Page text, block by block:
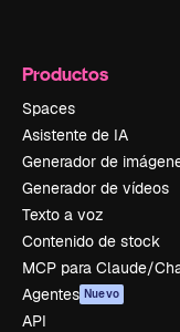
Productos
Spaces
Asistente de IA
Generador de
Generador de vídeos
Texto a voz
Contenido de stock
MCP para Claude/
Agentes Nuevo
API